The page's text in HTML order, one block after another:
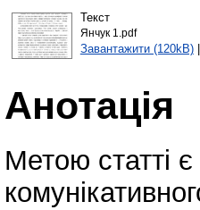
Текст
Янчук 1.pdf
Завантажити (120kB)|
Анотація
Метою статті